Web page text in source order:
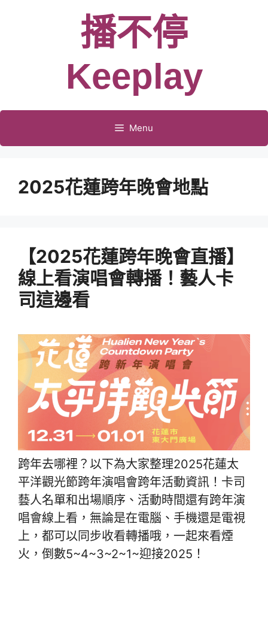
播不停
Keeplay
Menu
2025花蓮跨年晚會地點
【2025花蓮跨年晚會直播】
線上看演唱會轉播！藝人卡
司這邊看
跨年去哪裡？以下為大家整理2025花蓮太
平洋觀光節跨年演唱會跨年活動資訊！卡司
藝人名單和出場順序、活動時間還有跨年演
唱會線上看，無論是在電腦、手機還是電視
上，都可以同步收看轉播哦，一起來看煙
火，倒數5~4~3~2~1~迎接2025！